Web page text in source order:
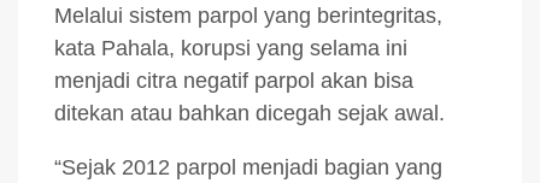
Melalui sistem parpol yang berintegritas,
kata Pahala, korupsi yang selama ini
menjadi citra negatif parpol akan bisa
ditekan atau bahkan dicegah sejak awal.
“Sejak 2012 parpol menjadi bagian yang